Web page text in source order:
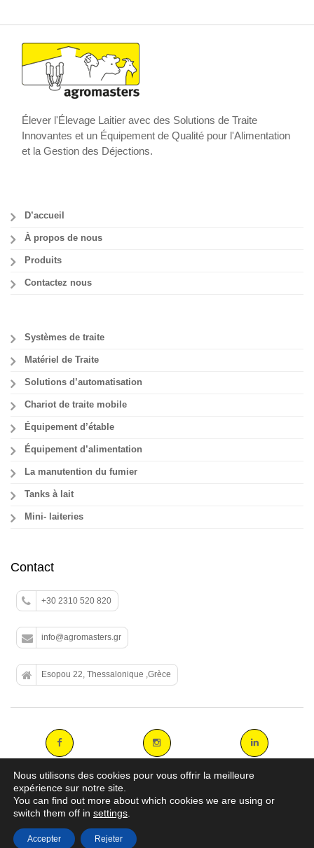
Élever l'Élevage Laitier avec des Solutions de Traite
Innovantes et un Équipement de Qualité pour l'Alimentation
et la Gestion des Déjections.
D’accueil
À propos de nous
Produits
Contactez nous
Systèmes de traite
Matériel de Traite
Solutions d’automatisation
Chariot de traite mobile
Équipement d’étable
Équipement d’alimentation
La manutention du fumier
Tanks à lait
Mini- laiteries
Contact
+30 2310 520 820
info@agromasters.gr
Esopou 22, Thessalonique ,Grèce
Copyright 2014 agromasters. - Web Design by
Nous utilisons des cookies pour vous offrir la meilleure
expérience sur notre site.
You can find out more about which cookies we are using or
switch them off in settings
Accepter Rejeter